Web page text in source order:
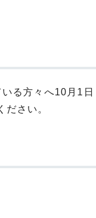
る方々へ10月1
さい。